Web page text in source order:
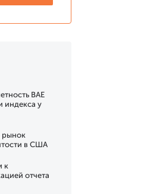
BAE
индекса у
рынок
в США
к
отчета